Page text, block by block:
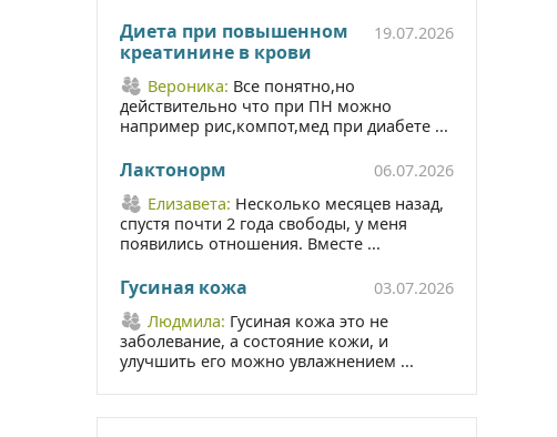
Диета при повышенном
креатинине в крови
19.07.2026
Вероника: Все понятно,но
действительно что при ПН можно
например рис,компот,мед при диабете ...
Лактонорм
06.07.2026
Елизавета: Несколько месяцев назад,
спустя почти 2 года свободы, у меня
появились отношения. Вместе ...
Гусиная кожа
03.07.2026
Людмила: Гусиная кожа это не
заболевание, а состояние кожи, и
улучшить его можно увлажнением ...